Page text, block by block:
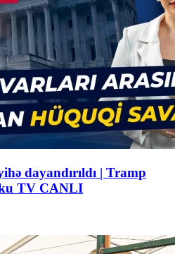
dayandırıldı | Tramp
TV CANLI